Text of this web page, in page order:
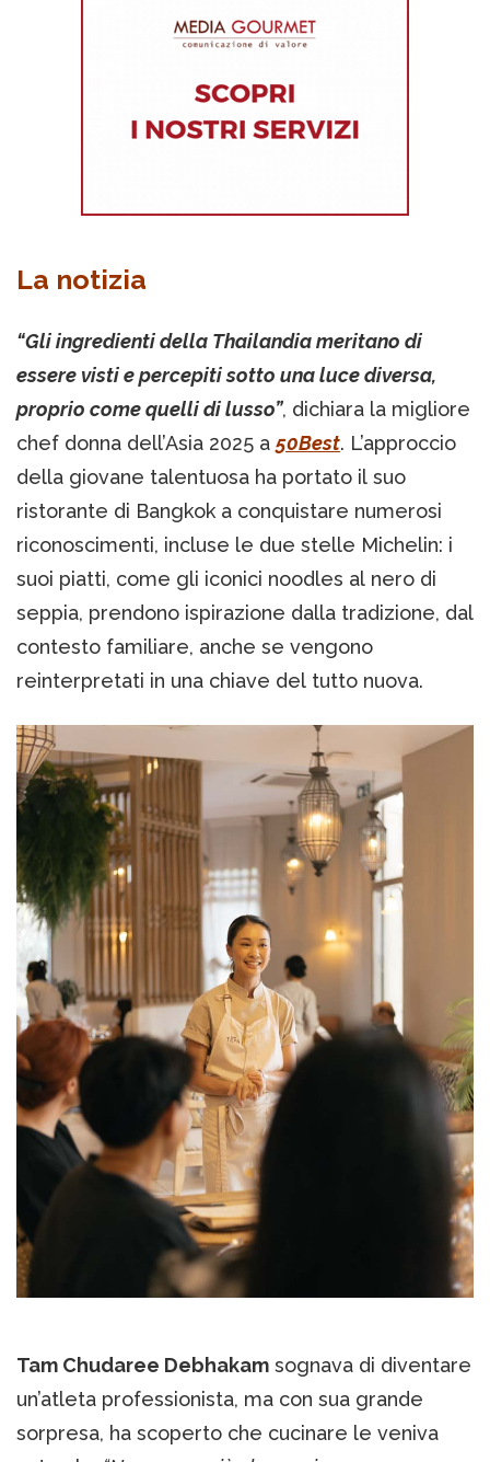
La notizia
“Gli ingredienti della Thailandia meritano di
essere visti e percepiti sotto una luce diversa,
proprio come quelli di lusso”, dichiara la migliore
chef donna dell’Asia 2025 a 50Best. L’approccio
della giovane talentuosa ha portato il suo
ristorante di Bangkok a conquistare numerosi
riconoscimenti, incluse le due stelle Michelin: i
suoi piatti, come gli iconici noodles al nero di
seppia, prendono ispirazione dalla tradizione, dal
contesto familiare, anche se vengono
reinterpretati in una chiave del tutto nuova.
Tam Chudaree Debhakam sognava di diventare
un’atleta professionista, ma con sua grande
sorpresa, ha scoperto che cucinare le veniva